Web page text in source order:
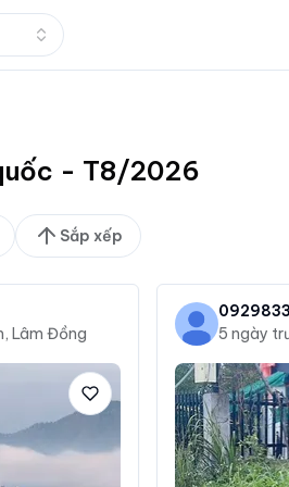
Nhấn để mở danh sách
- T8/2026
Sắp xếp
Lâm Đồng
5 ngày